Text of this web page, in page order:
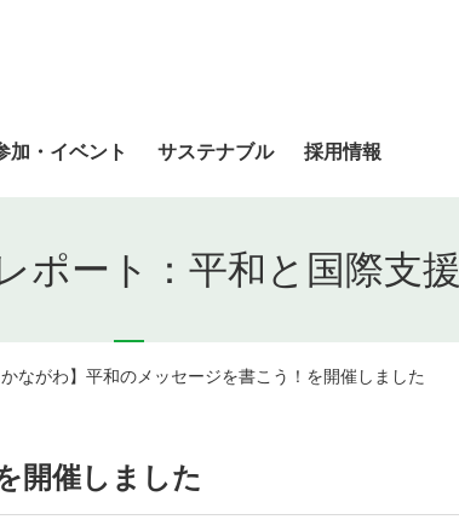
加・イベント サステナブル 採用情報
ポート：平和と国際支援
かながわ】平和のメッセージを書こう！を開催しました
開催しました